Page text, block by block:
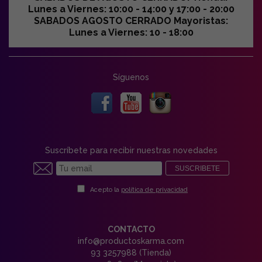
Lunes a Viernes: 10:00 - 14:00 y 17:00 - 20:00
SABADOS AGOSTO CERRADO Mayoristas:
Lunes a Viernes: 10 - 18:00
Síguenos
Suscríbete para recibir nuestras novedades
SUSCRIBETE
Acepto la política de privacidad
CONTACTO
info@productoskarma.com
93 3257988 (Tienda)